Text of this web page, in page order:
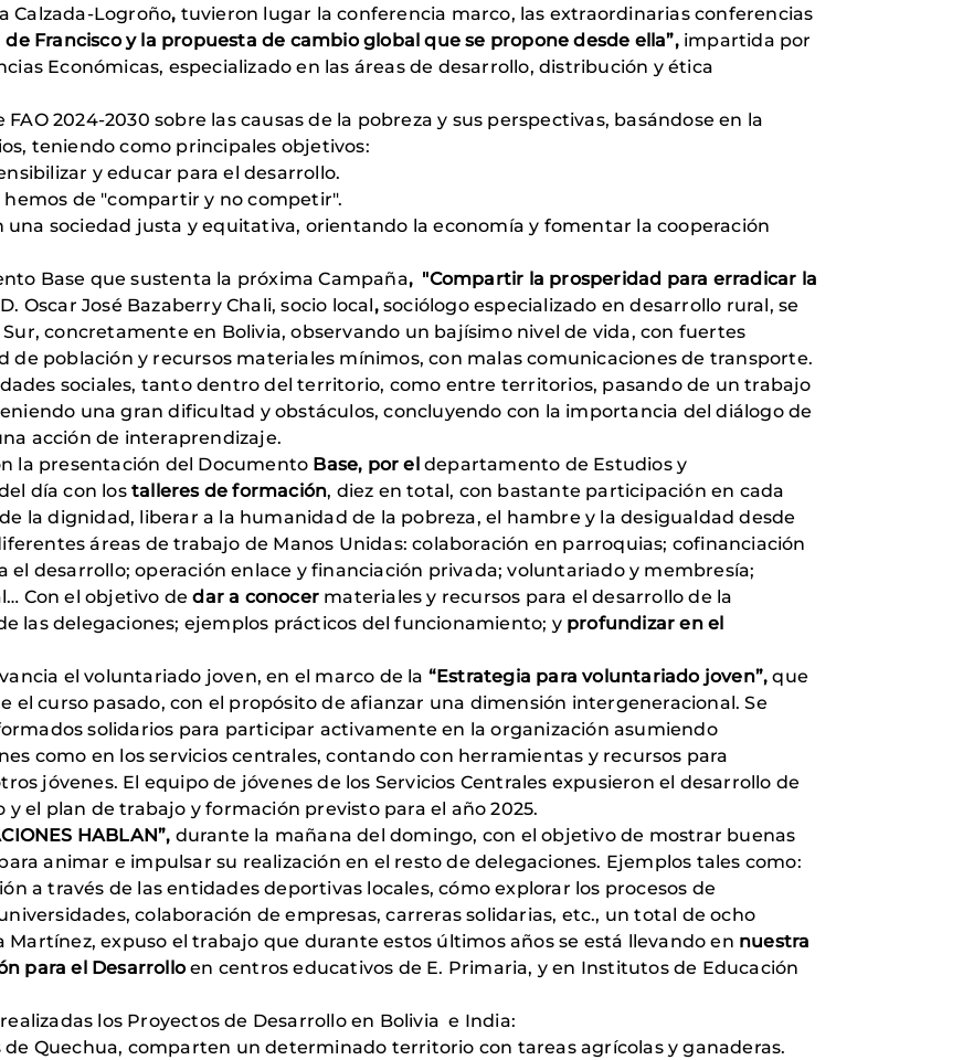
Calzada-Logroño, tuvieron lugar la conferencia marco, las extraordinarias conferencias
de Francisco y la propuesta de cambio global que se propone desde ella”, impartida por
Económicas, especializado en las áreas de desarrollo, distribución y ética
2024-2030 sobre las causas de la pobreza y sus perspectivas, basándose en la
teniendo como principales objetivos:
y educar para el desarrollo.
de "compartir y no competir".
sociedad justa y equitativa, orientando la economía y fomentar la cooperación
Base que sustenta la próxima Campaña, "Compartir la prosperidad para erradicar la
Oscar José Bazaberry Chali, socio local,sociólogo especializado en desarrollo rural, se
concretamente en Bolivia, observando un bajísimo nivel de vida, con fuertes
de población y recursos materiales mínimos, con malas comunicaciones de transporte.
sociales, tanto dentro del territorio, como entre territorios, pasando de un trabajo
una gran dificultad y obstáculos, concluyendo con la importancia del diálogo de
acción de interaprendizaje.
la presentación del Documento Base, por eldepartamento de Estudios y
día con lostalleres de formación, diez en total, con bastante participación en cada
la dignidad, liberar a la humanidad de la pobreza, el hambre y la desigualdad desde
áreas de trabajo de Manos Unidas: colaboración en parroquias; cofinanciación
el desarrollo; operación enlace y financiación privada; voluntariado y membresía;
Con el objetivo dedar a conocer materiales y recursos para el desarrollo de la
las delegaciones; ejemplos prácticos del funcionamiento; y profundizar en el
el voluntariado joven, en el marco de la “Estrategia para voluntariado joven”, que
el curso pasado, con el propósito de afianzar una dimensión intergeneracional. Se
solidarios para participar activamente en la organización asumiendo
como en los servicios centrales, contando con herramientas y recursos para
jóvenes. El equipo de jóvenes de los Servicios Centrales expusieron el desarrollo de
el plan de trabajo y formación previsto para el año 2025.
HABLAN”, durante la mañana del domingo, con el objetivo de mostrar buenas
animar e impulsar su realización en el resto de delegaciones. Ejemplos tales como:
a través de las entidades deportivas locales, cómo explorar los procesos de
colaboración de empresas, carreras solidarias, etc., un total de ocho
expuso el trabajo que durante estos últimos años se está llevando en nuestra
para el Desarrolloen centros educativos de E. Primaria, y en Institutos de Educación
los Proyectos de Desarrollo en Bolivia e India:
Quechua, comparten un determinado territorio con tareas agrícolas y ganaderas.